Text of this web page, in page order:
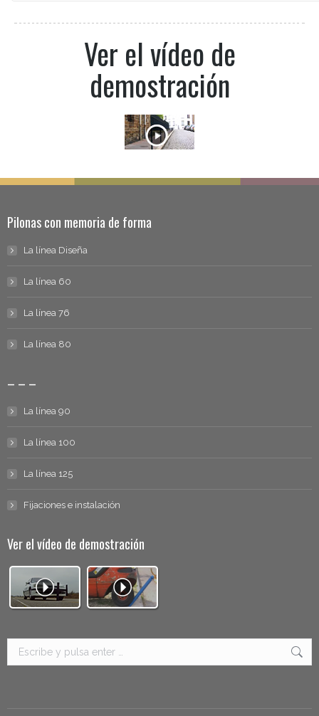
Ver el vídeo de
demostración
Pilonas con memoria de forma
La línea Diseña
La línea 60
La línea 76
La línea 80
– – –
La línea 90
La línea 100
La línea 125
Fijaciones e instalación
Ver el vídeo de demostración
Buscar: